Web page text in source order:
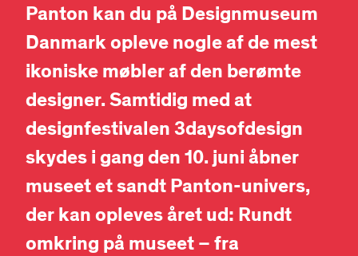
Panton kan du på Designmuseum
Danmark opleve nogle af de mest
ikoniske møbler af den berømte
designer. Samtidig med at
designfestivalen 3daysofdesign
skydes i gang den 10. juni åbner
museet et sandt Panton-univers,
der kan opleves året ud: Rundt
omkring på museet – fra